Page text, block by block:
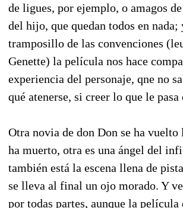
de ligues, por ejemplo, o amagos
del hijo, que quedan todos en nada;
tramposillo de las convenciones
Genette) la película nos hace
experiencia del personaje, qne no
qué atenerse, si creer lo que le pasa
Otra novia de don Don se ha vuelto
ha muerto, otra es una ángel del
también está la escena llena de
se lleva al final un ojo morado. Y
por todas partes, aunque la película